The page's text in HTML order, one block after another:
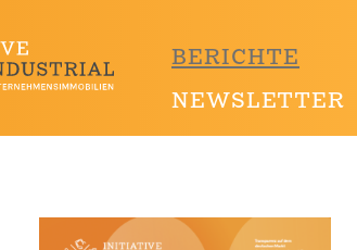
BERICHTE
NEWSLETTER